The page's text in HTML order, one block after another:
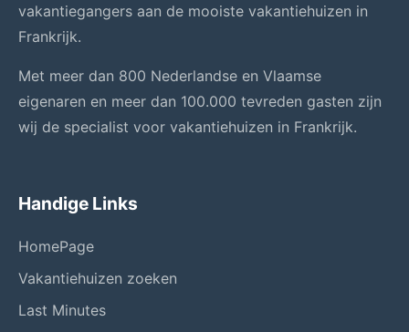
vakantiegangers aan de mooiste vakantiehuizen in
Frankrijk.
Met meer dan 800 Nederlandse en Vlaamse
eigenaren en meer dan 100.000 tevreden gasten zijn
wij de specialist voor vakantiehuizen in Frankrijk.
Handige Links
HomePage
Vakantiehuizen zoeken
Last Minutes